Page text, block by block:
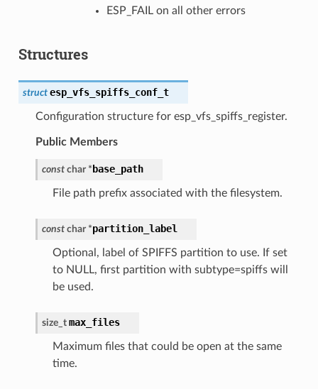
ESP_FAIL on all other errors
Structures
struct esp_vfs_spiffs_conf_t
Configuration structure for esp_vfs_spiffs_register.
Public Members
const char * base_path
File path prefix associated with the filesystem.
const char *partition_label
Optional, label of SPIFFS partition to use. If set
to NULL, first partition with subtype=spiffs will
be used.
size_t max_files
Maximum files that could be open at the same
time.